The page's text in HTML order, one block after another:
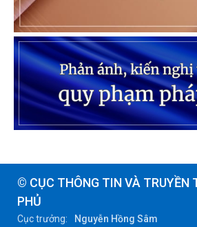
© CỤC THÔNG TIN VÀ TRUYỀN
PHỦ
Cục trưởng:
Nguyễn Hồng Sâm